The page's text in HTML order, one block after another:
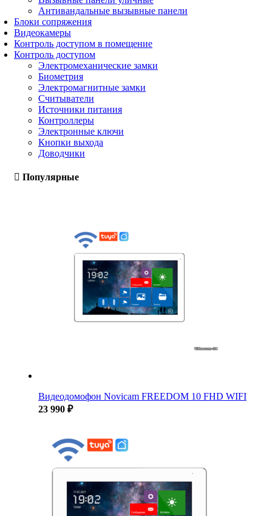
Антивандальные вызывные панели
Блоки сопряжения
Видеокамеры
Контроль доступом в помещение
Контроль доступом
Электромеханические замки
Биометрия
Электромагнитные замки
Считыватели
Источники питания
Контроллеры
Электронные ключи
Кнопки выхода
Доводчики
Популярные
Видеодомофон Novicam FREEDOM 10 FHD WIFI
23 990 ₽